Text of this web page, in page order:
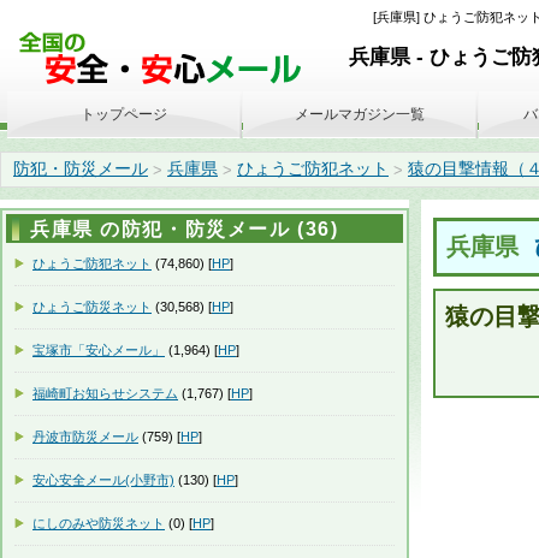
[兵庫県] ひょうご防犯ネッ
兵庫県 - ひょうご防
防犯・防災メール > 兵庫県 > ひょうご防犯ネット > 猿の目撃情報（
兵庫県
猿の目
トップページ メールマガジン一覧
兵庫県 の防犯・防災メール (36)
ひょうご防犯ネット (74,860) [HP]
ひょうご防災ネット (30,568) [HP]
宝塚市「安心メール」 (1,964) [HP]
福崎町お知らせシステム (1,767) [HP]
丹波市防災メール (759) [HP]
安心安全メール(小野市) (130) [HP]
にしのみや防災ネット (0) [HP]